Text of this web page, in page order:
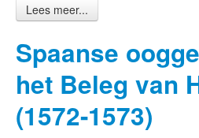
Lees meer...
Spaanse
het Beleg van
(1572-1573)